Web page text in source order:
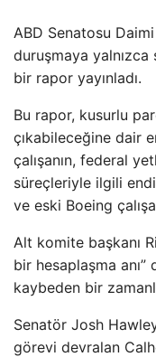
ABD Senatosu
duruşmaya
bir rapor yayınladı.
Bu rapor, kusurlu
çıkabileceğine dair
çalışanın, federal
süreçleriyle ilgili
ve eski Boeing
Alt komite başkanı
bir hesaplaşma
kaybeden bir
Senatör Josh
görevi devralan